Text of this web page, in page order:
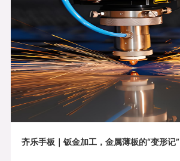
齐乐手板｜钣金加工，金属薄板的“变形记”